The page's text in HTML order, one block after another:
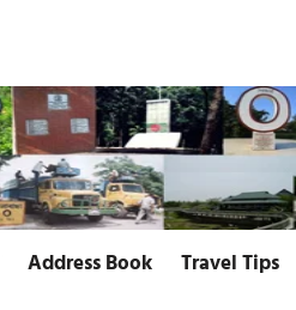
Address Book
Travel Tips